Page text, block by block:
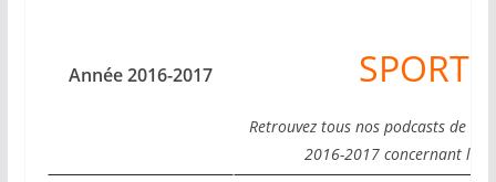
Année 2016-2017 SPORT
Retrouvez tous nos podcasts de
2016-2017 concernant le